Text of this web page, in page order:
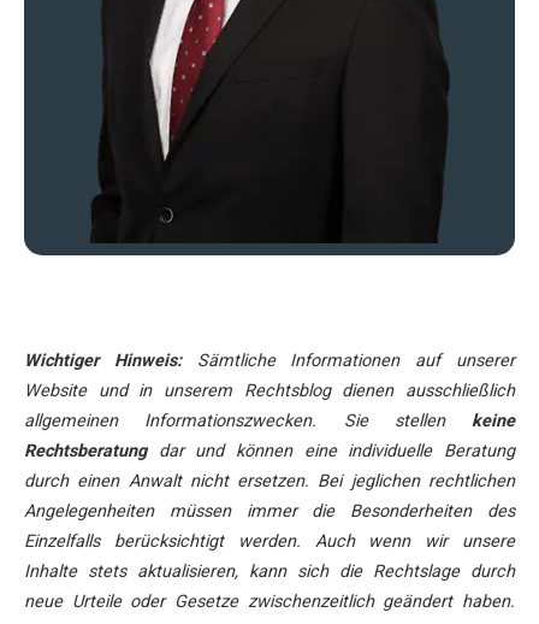
Wichtiger Hinweis:Sämtliche Informationen auf unserer
Website und in unserem Rechtsblog dienen ausschließlich
allgemeinen Informationszwecken. Sie stellen keine
Rechtsberatungdar und können eine individuelle Beratung
durch einen Anwalt nicht ersetzen. Bei jeglichen rechtlichen
Angelegenheiten müssen immer die Besonderheiten des
Einzelfalls berücksichtigt werden. Auch wenn wir unsere
Inhalte stets aktualisieren, kann sich die Rechtslage durch
neue Urteile oder Gesetze zwischenzeitlich geändert haben.